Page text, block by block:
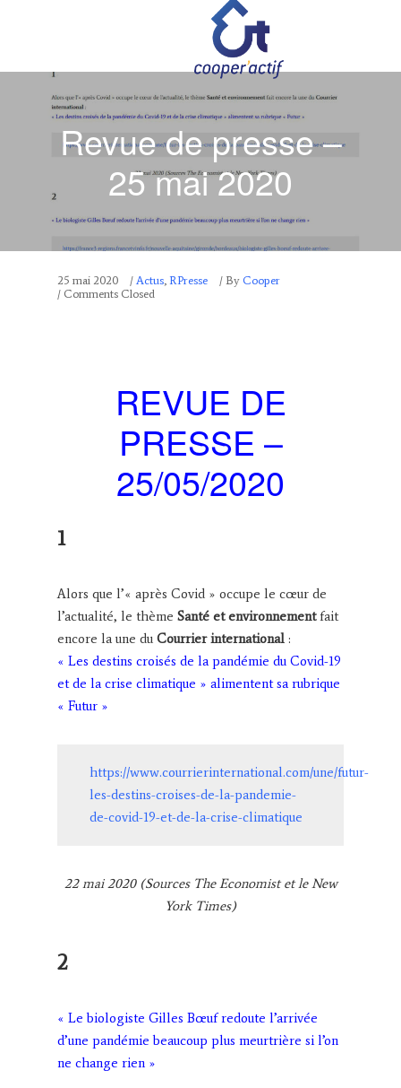
Revue de presse –
25 mai 2020
25 mai 2020 / Actus, RPresse / By Cooper
/ Comments Closed
REVUE DE
PRESSE –
25/05/2020
1
Alors que l’« après Covid » occupe le cœur de
l’actualité, le thème Santé et environnementfait
encore la une du Courrier international :
« Les destins croisés de la pandémie du Covid-19
et de la crise climatique » alimentent sa rubrique
« Futur »
https://www.courrierinternational.com/une/futur-
les-destins-croises-de-la-pandemie-
de-covid-19-et-de-la-crise-climatique
22 mai 2020 (Sources The Economist et le New
York Times)
2
« Le biologiste Gilles Bœuf redoute l’arrivée
d’une pandémie beaucoup plus meurtrière si l’on
ne change rien »